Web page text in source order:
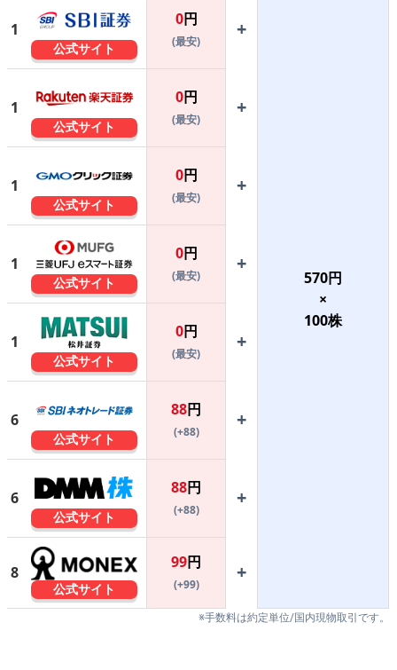
1
公式サイト
0円
(最安)
+
570円
×
100株
1
公式サイト
0円
(最安)
+
1
公式サイト
0円
(最安)
+
1
公式サイト
0円
(最安)
+
1
公式サイト
0円
(最安)
+
6
公式サイト
88円
(+88)
+
6
公式サイト
88円
(+88)
+
8
公式サイト
99円
(+99)
+
※手数料は約定単位/国内現物取引です。